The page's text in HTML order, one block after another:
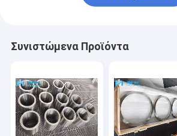
Συνιστώμενα Προϊόντα